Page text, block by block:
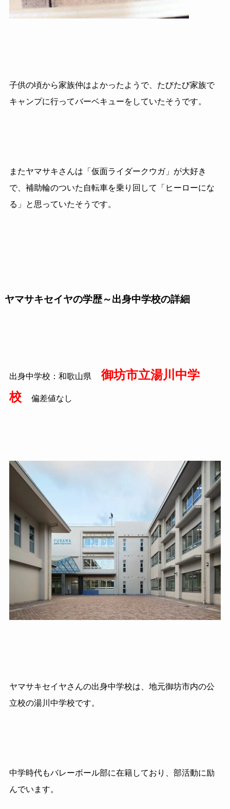
子供の頃から家族仲はよかったようで、たびたび家族で
キャンプに行ってバーベキューをしていたそうです。
またヤマサキさんは「仮面ライダークウガ」が大好き
で、補助輪のついた自転車を乗り回して「ヒーローにな
る」と思っていたそうです。
ヤマサキセイヤの学歴～出身中学校の詳細
出身中学校：和歌山県
御坊市立湯川中学
校
偏差値なし
ヤマサキセイヤさんの出身中学校は、地元御坊市内の公
立校の湯川中学校です。
中学時代もバレーボール部に在籍しており、部活動に励
んでいます。